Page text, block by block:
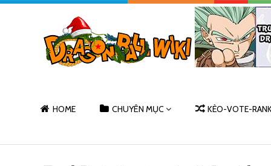
HOME CHUYÊN MỤC KÈO-VOTE-